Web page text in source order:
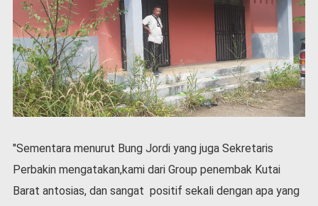
a
s
i
o
n
a
l
"Sementara menurut Bung Jordi yang juga Sekretaris
Perbakin mengatakan,kami dari Group penembak Kutai
Barat antosias, dan sangat positif sekali dengan apa yang